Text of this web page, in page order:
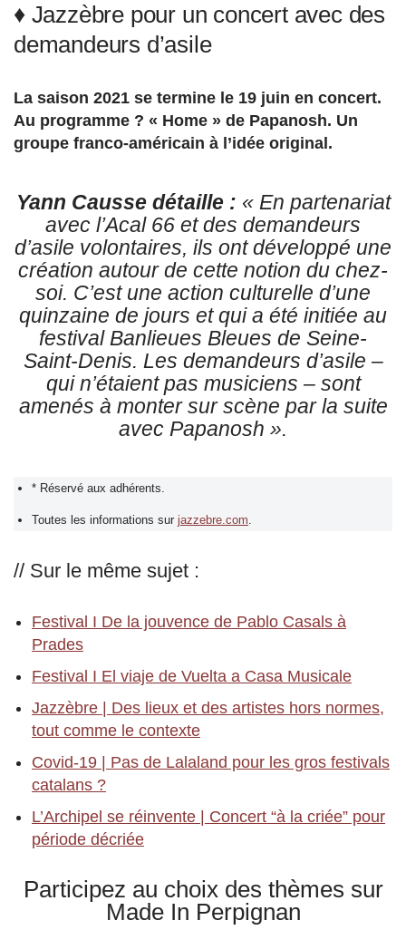
♦ Jazzèbre pour un concert avec des
demandeurs d’asile
La saison 2021 se termine le 19 juin en concert.
Au programme ? « Home » de Papanosh. Un
groupe franco-américain à l’idée original.
Yann Causse détaille : « En partenariat
avec l’Acal 66 et des demandeurs
d’asile volontaires, ils ont développé une
création autour de cette notion du chez-
soi. C’estune action culturelle d’une
quinzaine de jours et qui a été initiée au
festival Banlieues Bleues de Seine-
Saint-Denis. Les demandeurs d’asile –
qui n’étaient pas musiciens – sont
amenés à monter sur scène par la suite
avec Papanosh ».
* Réservé aux adhérents.
Toutes les informations sur jazzebre.com.
// Sur le même sujet :
Festival I De la jouvence de Pablo Casals à
Prades
Festival I El viaje de Vuelta a Casa Musicale
Jazzèbre | Des lieux et des artistes hors normes,
tout comme le contexte
Covid-19 | Pas de Lalaland pour les gros festivals
catalans ?
L’Archipel se réinvente | Concert “à la criée” pour
période décriée
Participez au choix des thèmes sur
Made In Perpignan